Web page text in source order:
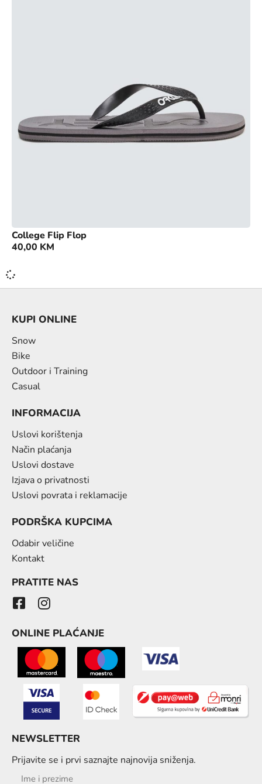
College Flip Flop
40,00 KM
KUPI ONLINE
Snow
Bike
Outdoor i Training
Casual
INFORMACIJA
Uslovi korištenja
Način plaćanja
Uslovi dostave
Izjava o privatnosti
Uslovi povrata i reklamacije
PODRŠKA KUPCIMA
Odabir veličine
Kontakt
PRATITE NAS
ONLINE PLAĆANJE
NEWSLETTER
Prijavite se i prvi saznajte najnovija sniženja.